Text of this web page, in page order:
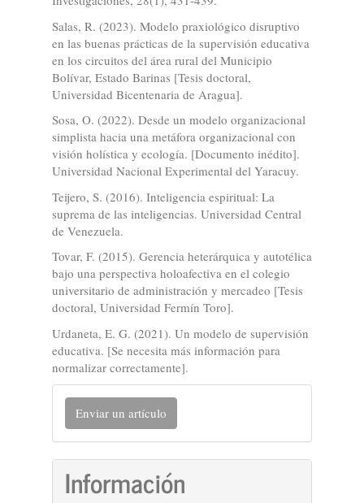
Salas, R. (2023). Modelo praxiológico disruptivo
en las buenas prácticas de la supervisión educativa
en los circuitos del área rural del Municipio
Bolívar, Estado Barinas [Tesis doctoral,
Universidad Bicentenaria de Aragua].
Sosa, O. (2022). Desde un modelo organizacional
simplista hacia una metáfora organizacional con
visión holística y ecología. [Documento inédito].
Universidad Nacional Experimental del Yaracuy.
Teijero, S. (2016). Inteligencia espiritual: La
suprema de las inteligencias. Universidad Central
de Venezuela.
Tovar, F. (2015). Gerencia heterárquica y autotélica
bajo una perspectiva holoafectiva en el colegio
universitario de administración y mercadeo [Tesis
doctoral, Universidad Fermín Toro].
Urdaneta, E. G. (2021). Un modelo de supervisión
educativa. [Se necesita más información para
normalizar correctamente].
Enviar
un
artículo
Enviar un artículo
Información